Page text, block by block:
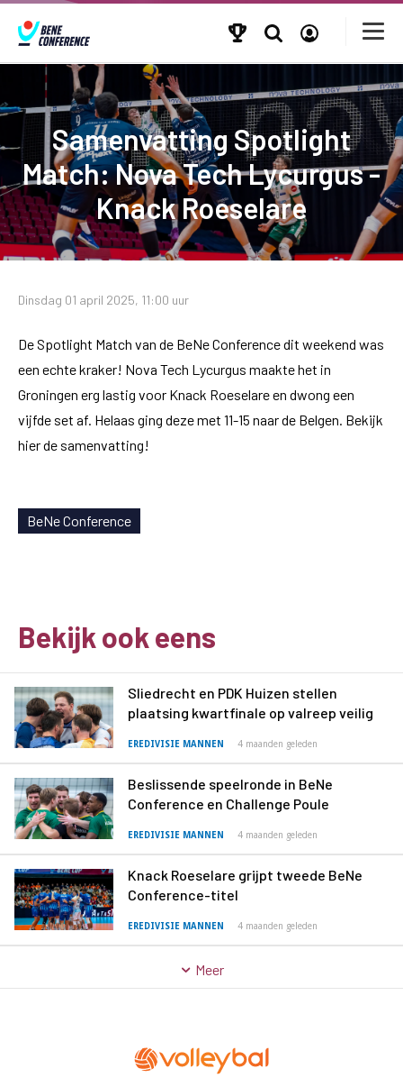
Samenvatting Spotlight
Match: Nova Tech Lycurgus -
Knack Roeselare
Dinsdag 01 april 2025, 11:00 uur
De Spotlight Match van de BeNe Conference dit weekend was
een echte kraker! Nova Tech Lycurgus maakte het in
Groningen erg lastig voor Knack Roeselare en dwong een
vijfde set af. Helaas ging deze met 11-15 naar de Belgen. Bekijk
hier de samenvatting!
BeNe Conference
Bekijk ook eens
Sliedrecht en PDK Huizen stellen
plaatsing kwartfinale op valreep veilig
EREDIVISIE MANNEN 4 maanden geleden
Beslissende speelronde in BeNe
Conference en Challenge Poule
EREDIVISIE MANNEN 4 maanden geleden
Knack Roeselare grijpt tweede BeNe
Conference-titel
EREDIVISIE MANNEN 4 maanden geleden
Meer